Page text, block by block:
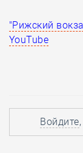
"Рижский
YouTube
Войдите